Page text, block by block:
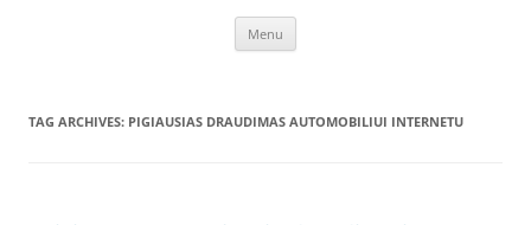
Menu
TAG ARCHIVES: PIGIAUSIAS DRAUDIMAS AUTOMOBILIUI INTERNETU